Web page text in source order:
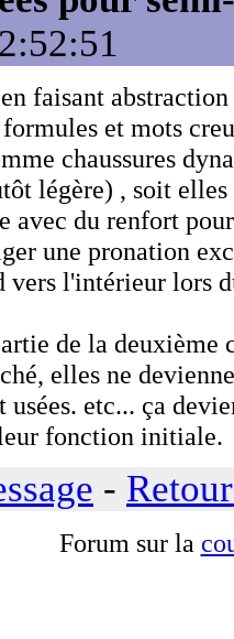
faisant
et mots
chaussures
légère) , soit
avec du renfort
une pronation
vers l'intérieur lors
de la deuxième
elles ne
usées. etc... ça
fonction initiale.
-
Forum sur la